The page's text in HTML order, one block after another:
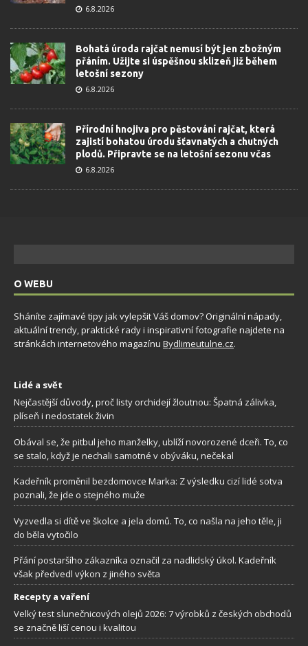
6.8.2026
Bohatá úroda rajčat nemusí být jen zbožným
přáním. Užijte si úspěšnou sklizeň již během
letošní sezony
6.8.2026
Přírodní hnojiva pro pěstování rajčat, která
zajistí bohatou úrodu šťavnatých a chutných
plodů. Připravte se na letošní sezonu včas
6.8.2026
O WEBU
Sháníte zajímavé tipy jak vylepšit Váš domov? Originální nápady,
aktuální trendy, praktické rady i inspirativní fotografie najdete na
stránkách internetového magazínu Bydlimeutulne.cz.
Lidé a svět
Nejčastější důvody, proč listy orchidejí žloutnou: Špatná zálivka,
plíseň i nedostatek živin
Obával se, že pitbul jeho manželky, ublíží novorozené dceři. To, co
se stalo, když je nechali samotné v obýváku, nečekal
Kadeřník proměnil bezdomovce Marka: Z výsledku cizí lidé sotva
poznali, že jde o stejného muže
Vyzvedla si dítě ve školce a jela domů. To, co našla na jeho těle, ji
do běla vytočilo
Přání postaršího zákazníka označil za nadlidský úkol. Kadeřník
však předvedl výkon z jiného světa
Recepty a vaření
Velký test slunečnicových olejů 2026: 7 výrobků z českých obchodů
se značně liší cenou i kvalitou